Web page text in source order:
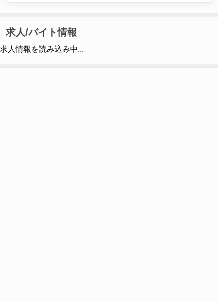
求人/バイト情報
求人情報を読み込み中...